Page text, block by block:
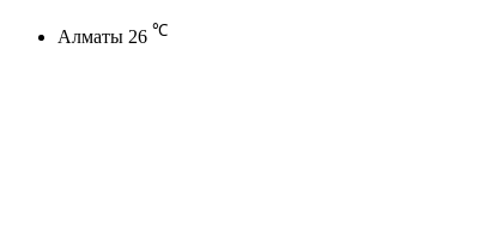
Алматы 26 ℃